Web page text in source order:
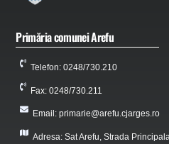
Primăria comunei Arefu
Telefon: 0248/730.210
Fax: 0248/730.211
Email: primarie@arefu.cjarges.ro
Adresa: Sat Arefu, Strada